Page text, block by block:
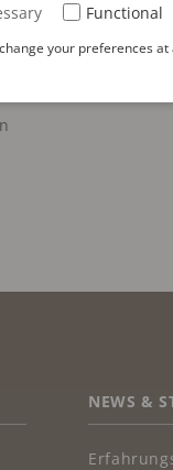
im
Leitfaden zu
NEWS &
Functional
your preferences